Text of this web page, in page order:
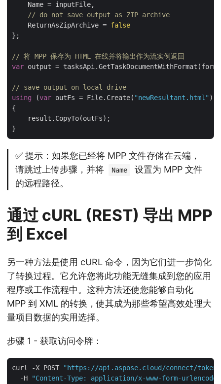
    Name = inputFile,
// do not save output as ZIP archive
    ReturnAsZipArchive =
false
};
// 将 MPP 保存为 HTML 在线并将输出作为流实例返回
var output =
// save output on local drive
using (var outFs = File.Create( "newResultant.html" ))
{
    result.CopyTo(outFs);
✅ 提示：如果您已经将 MPP 文件存储在云端，
请跳过上传步骤，并将
Name
设置为 MPP 文件
的远程路径。
通过 cURL (REST) 导出 MPP
到 Excel
另一种方法是使用 cURL 命令，因为它们进一步简化
了转换过程。它允许您将此功能无缝集成到您的应用
程序或工作流程中。这种方法还使您能够自动化
MPP 到 XML 的转换，使其成为那些希望高效处理大
量项目数据的实用选择。
步骤 1 - 获取访问令牌：
curl -X POST
"https://api.aspose.cloud/connect/token"
  -H
"Content-Type: application/x-www-form-